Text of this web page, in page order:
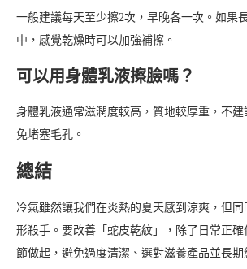
一般建議每天至少擦2次，早晚各一次。如果
中，感覺乾燥時可以加強補擦。
可以用身體乳液擦臉嗎？
身體乳液通常滋潤度較高，質地較厚重，不
免堵塞毛孔。
總結
冷氣雖然讓我們在炎熱的夏天感到涼爽，但
形殺手。要改善「蛇皮乾紋」，除了日常正確
節做起，避免過度清潔、選對滋養產品並長